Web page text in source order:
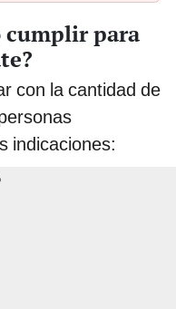
cumplir para
con la cantidad de
indicaciones: